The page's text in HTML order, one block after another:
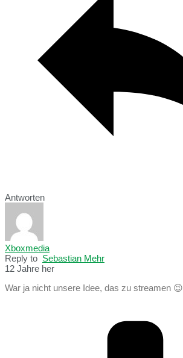
Antworten
Xboxmedia
Reply to Sebastian Mehr
12 Jahre her
War ja nicht unsere Idee, das zu streamen 😉